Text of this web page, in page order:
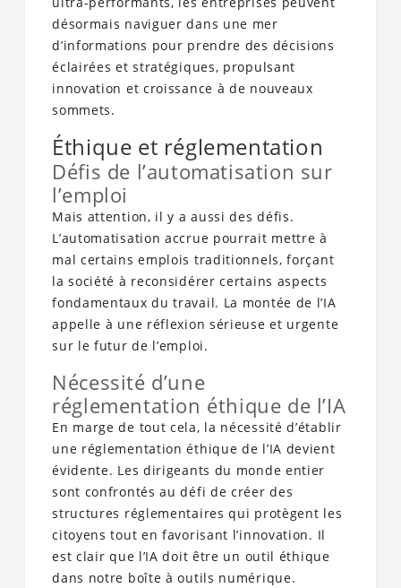
désormais naviguer dans une mer
d’informations pour prendre des décisions
éclairées et stratégiques, propulsant
innovation et croissance à de nouveaux
sommets.
Éthique et réglementation
Défis de l’automatisation sur
l’emploi
Mais attention, il y a aussi des défis.
L’automatisation accrue pourrait mettre à
mal certains emplois traditionnels, forçant
la société à reconsidérer certains aspects
fondamentaux du travail. La montée de l’IA
appelle à une réflexion sérieuse et urgente
sur le futur de l’emploi.
Nécessité d’une
réglementation éthique de l’IA
En marge de tout cela, la nécessité d’établir
une réglementation éthique de l’IA devient
évidente. Les dirigeants du monde entier
sont confrontés au défi de créer des
structures réglementaires qui protègent les
citoyens tout en favorisant l’innovation. Il
est clair que l’IA doit être un outil éthique
dans notre boîte à outils numérique.